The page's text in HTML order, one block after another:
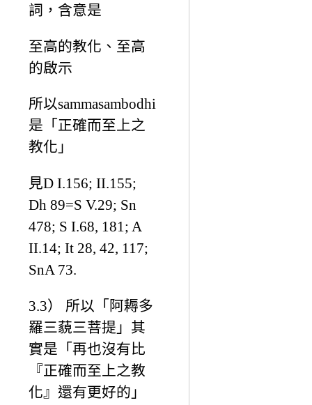
詞，含意是
至高的教化、至高
的啟示
所以sammasambodhi
是「正確而至上之
教化」
見D I.156; II.155;
Dh 89=S V.29; Sn
478; S I.68, 181; A
II.14; It 28, 42, 117;
SnA 73.
3.3） 所以「阿耨多
羅三藐三菩提」其
實是「再也沒有比
『正確而至上之教
化』還有更好的」